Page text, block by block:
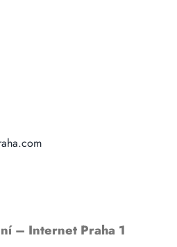
– Internet Praha 1